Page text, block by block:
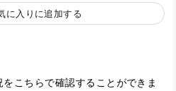
に入りに追加する
こちらで確認することができま